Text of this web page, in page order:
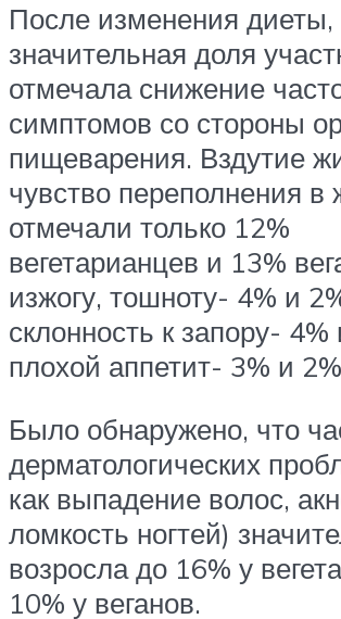
После изменения диеты,
значительная доля
отмечала снижение
симптомов со стороны
пищеварения. Вздутие
чувство переполнения в
отмечали только 12%
вегетарианцев и 13%
изжогу, тошноту- 4% и
склонность к запору- 4%
плохой аппетит- 3% и
Было обнаружено, что
дерматологических
как выпадение волос,
ломкость ногтей)
возросла до 16% у
10% у веганов.